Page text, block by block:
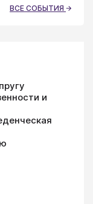
ВСЕ СОБЫТИЯ
и